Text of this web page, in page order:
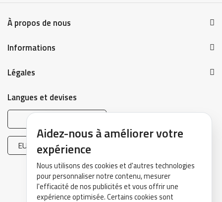
À propos de nous
Informations
Légales
Langues et devises
EUR (€)
Aidez-nous à améliorer votre
expérience
Nous utilisons des cookies et d'autres technologies
pour personnaliser notre contenu, mesurer
l'efficacité de nos publicités et vous offrir une
expérience optimisée. Certains cookies sont